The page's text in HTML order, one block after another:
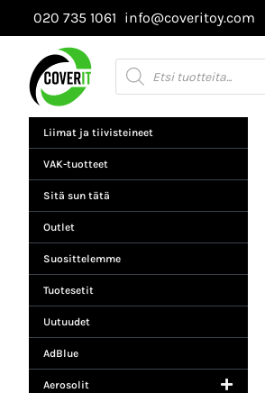
Siirry
sisältöön
020 735 1061 info@coveritoy.com
Products
search
Liimat ja tiivisteineet
VAK-tuotteet
Sitä sun tätä
Outlet
Suosittelemme
Tuotesetit
Uutuudet
AdBlue
Aerosolit